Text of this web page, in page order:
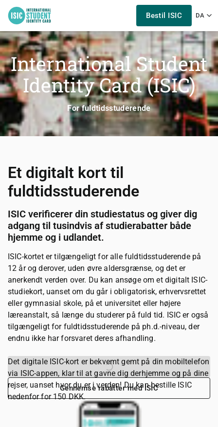
Bestil ISIC DA
International Student
Identity Card (ISIC)
For fuldtidsstuderende
Et digitalt kort til
fuldtidsstuderende
ISIC verificerer din studiestatus og giver dig
adgang til tusindvis af studierabatter både
hjemme og i udlandet.
ISIC-kortet er tilgængeligt for alle fuldtidsstuderende på
12 år og derover, uden øvre aldersgrænse, og det er
anerkendt verden over. Du kan ansøge om et digitalt ISIC-
studiekort, uanset om du går i obligatorisk, erhvervsrettet
eller gymnasial skole, på et universitet eller højere
læreanstalt, så længe du studerer på fuld tid. ISIC er også
tilgængeligt for fuldtidsstuderende på ph.d.-niveau, der
endnu ikke har forsvaret deres afhandling.
Det digitale ISIC-kort er bekvemt gemt på din mobiltelefon
via ISIC-appen, klar til at gavne dig derhjemme og på dine
rejser, uanset hvor du er i verden! Du kan bestille ISIC
nedenfor for 150 DKK.
Bestil dit ISIC-kort
Gennemse rabatter med ISIC